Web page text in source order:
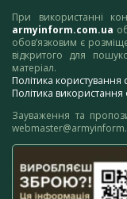
При використанні
armyinform.com.ua
обов’язковим є
відкритого для
матеріал.
Політика
Політика використання
Зауваження та